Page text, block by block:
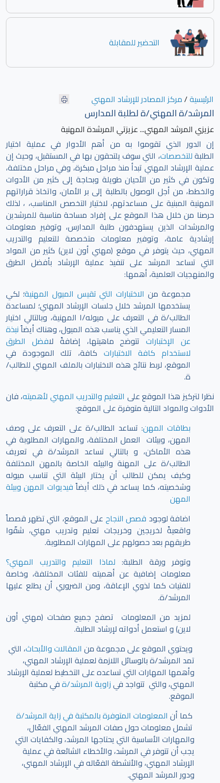
التحضير للمقابلة
الرئيسية/مركز المصادر للإرشاد المهني
المرشد/ة المهني/ة لطلبة المدارس
عزيزي المرشد المهني... عزيزتي المرشدة المهنية
إن الدور الذي تقوموا به من أهم الأدوار في عملية اختيار
الطلبةللتخصصات، التي سوف يلتحقون بها في المستقبل، وحيث إن
عملية الإرشاد المهني تبدأ منذ مراحل مبكرة، وفي مراحل مختلفة،
وتكون في كثير من الأحيان طويلة وبحاجة إلى كثير من الأدوات
والخطط، من أجل الوصول بالطلبة إلى بر الأمان، واتخاذ قراراتهم
المهنية المبنية على مساعدتهم، لاختيار التخصص المناسب، ، لذلك
حرصنا من خلال هذا الموقع على إفراد مساحة مناسبة للمرشدين
والمرشدات الذين يستهدفون طلبة المدارس، وتوفير معلومات
إرشادية عامة، وتوفير معلومات متخصصة للتعليم والتدريب
المهني، حيث يتوفر في موقع (مهني أون لاين) كثير من المواد
التي تساعد المرشد على تنفيذ عملية الإرشاد بأفضل الطرق
والمنهجيات العلمية، أهمها:
مجموعة من الاختبارات التي تقيس الميول المهنية؛ لكي
يستخدمها المرشد خلال جلسات الإرشاد المهني؛ لمساعدة
الطالب/ة في التعرف على ميوله/ا المهنية، وبالتالي اختيار
المسار التعليمي الذي يناسب هذه الميول، وهناك أيضاًنبذة
عن الإختباراتتتوضح ماهيتها، إضافةً لافضل الطرق
لاستخدام كافة الاختبارات كافة، تلك الموجودة في
الموقع، لربط نتائج هذه الاختبارات بالملف المهني للطالب/
ة.
نظرا لتركيز هذا الموقع على التعليم والتدريب المهني لأهميته، فان
الأدوات والمواد التالية متوفرة على الموقع:
بطاقات المهن: تساعد الطالب/ة على التعرف على وصف
المهن، وبيئات العمل المختلفة، والمهارات المطلوبة في
هذه الأماكن، و بالتالي تساعد المرشد/ة في تعريف
الطالب/ة على المهنة والبيئه الخاصة بالمهن المختلفة
وكيف يمكن للطالب أن يختار البيئة التي تناسب ميوله
وشخصيته، كما يساعد في ذلك أيضاً فيديوات المهن وبيئة
المهن
اضافة لوجود قصص النجاح على الموقع، التي تظهر قصصاً
واقعيةً لخريجين وخريجات تعليم وتدريب مهني، شقّوا
طريقهم بعد حصولهم على المهارات المطلوبة.
وتوفر ورقة الطلبة: لماذا التعليم والتدريب المهني؟
معلومات إضافية عن أهميته للفئات المختلفة، وخاصة
للفتيات كما لذوي الإعاقة، ومن الضروري أن يطلع عليها
المرشد/ة.
لمزيد من المعلومات تصفح جميع صفحات (مهني أون
لاين) و استعمل أدواته لإرشاد الطلبة.
ويحتوي الموقع على مجموعة من المقالات والأبحاث، التي
تمد المرشد/ة بالوسائل اللازمة لعملية الإرشاد المهني،
وأهمها المهارات التي تساعده على التخطيط لعملية الإرشاد
المهني، والتي تتواجد فيزاوية المرشد/ةفي مكتبة
الموقع.
كما أن المعلومات المتوفرة بالمكتبة في زاية المرشد/ة
تشمل معلومات حول صفات المرشد المهني الفعّال،
والمهارات الأساسية التي يحتاجها المرشد، والكفايات التي
يجب أن تتوفر في المرشد، والأخطاء الشائعة في عملية
الإرشاد المهني، والأنشطة الفعّاله في الإرشاد المهني،
ودور المرشد المهني.